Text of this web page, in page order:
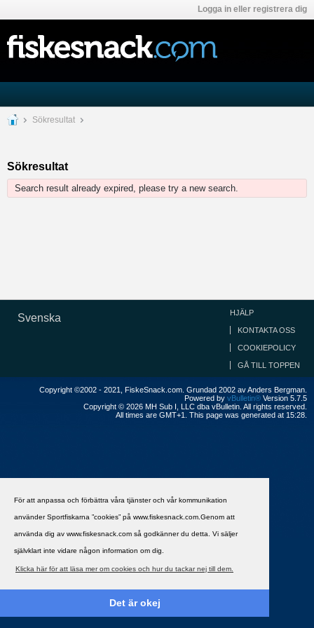
För att anpassa och förbättra våra tjänster och vår kommunikation
använder Sportfiskarna ”cookies” på www.fiskesnack.com.Genom att
använda dig av www.fiskesnack.com så godkänner du detta. Vi säljer
självklart inte vidare någon information om dig.
Klicka här för att läsa mer om cookies och hur du tackar nej till dem.
Det är okej
Logga in eller registrera dig
Sökresultat
Sökresultat
Search result already expired, please try a new search.
Svenska HJÄLP
KONTAKTA OSS
COOKIEPOLICY
GÅ TILL TOPPEN
Copyright ©2002 - 2021, FiskeSnack.com. Grundad 2002 av Anders Bergman.
Powered by vBulletin® Version 5.7.5
Copyright © 2026 MH Sub I, LLC dba vBulletin. All rights reserved.
All times are GMT+1. This page was generated at 15:28.